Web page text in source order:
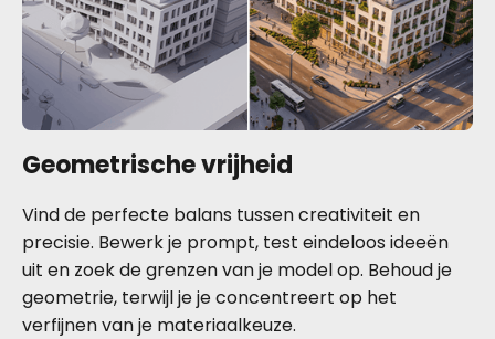
Geometrische vrijheid
Vind de perfecte balans tussen creativiteit en
precisie. Bewerk je prompt, test eindeloos ideeën
uit en zoek de grenzen van je model op. Behoud je
geometrie, terwijl je je concentreert op het
verfijnen van je materiaalkeuze.